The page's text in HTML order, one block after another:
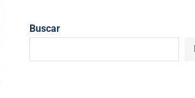
Buscar